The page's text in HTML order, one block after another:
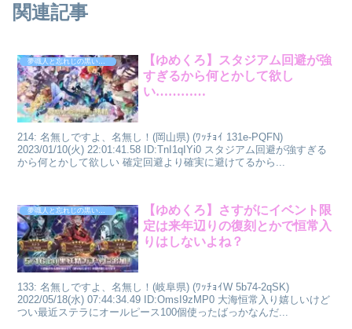
関連記事
夢職人と忘れじの黒い妖精
【ゆめくろ】スタジアム回避が強
すぎるから何とかして欲し
い…………
214: 名無しですよ、名無し！(岡山県) (ﾜｯﾁｮｲ 131e-PQFN)
2023/01/10(火) 22:01:41.58 ID:TnI1qIYi0 スタジアム回避が強すぎる
から何とかして欲しい 確定回避より確実に避けてるから...
夢職人と忘れじの黒い妖精
【ゆめくろ】さすがにイベント限
定は来年辺りの復刻とかで恒常入
りはしないよね？
133: 名無しですよ、名無し！(岐阜県) (ﾜｯﾁｮｲW 5b74-2qSK)
2022/05/18(水) 07:44:34.49 ID:OmsI9zMP0 大海恒常入り嬉しいけど
つい最近ステラにオールピース100個使ったばっかなんだ...